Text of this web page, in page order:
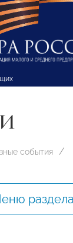
события
раздела